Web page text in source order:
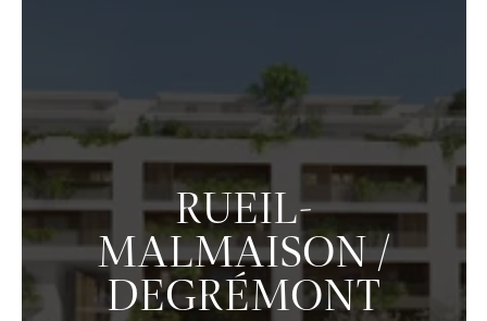
RUEIL-
MALMAISON /
DEGRÉMONT